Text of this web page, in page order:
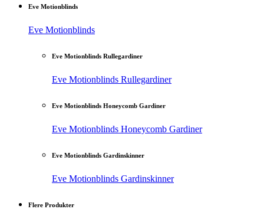
Eve Motionblinds
Eve Motionblinds
Eve Motionblinds Rullegardiner
Eve Motionblinds Rullegardiner
Eve Motionblinds Honeycomb Gardiner
Eve Motionblinds Honeycomb Gardiner
Eve Motionblinds Gardinskinner
Eve Motionblinds Gardinskinner
Flere Produkter